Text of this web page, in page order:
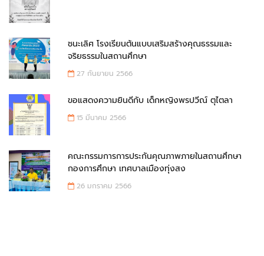
ชนะเลิศ โรงเรียนต้นแบบเสริมสร้างคุณธรรมและ
จริยธรรมในสถานศึกษา
27 กันยายน 2566
ขอแสดงความยินดีกับ เด็กหญิงพรปวีณ์ ตุไตลา
15 มีนาคม 2566
คณะกรรมการการประกันคุณภาพภายในสถานศึกษา
กองการศึกษา เทศบาลเมืองทุ่งสง
26 มกราคม 2566